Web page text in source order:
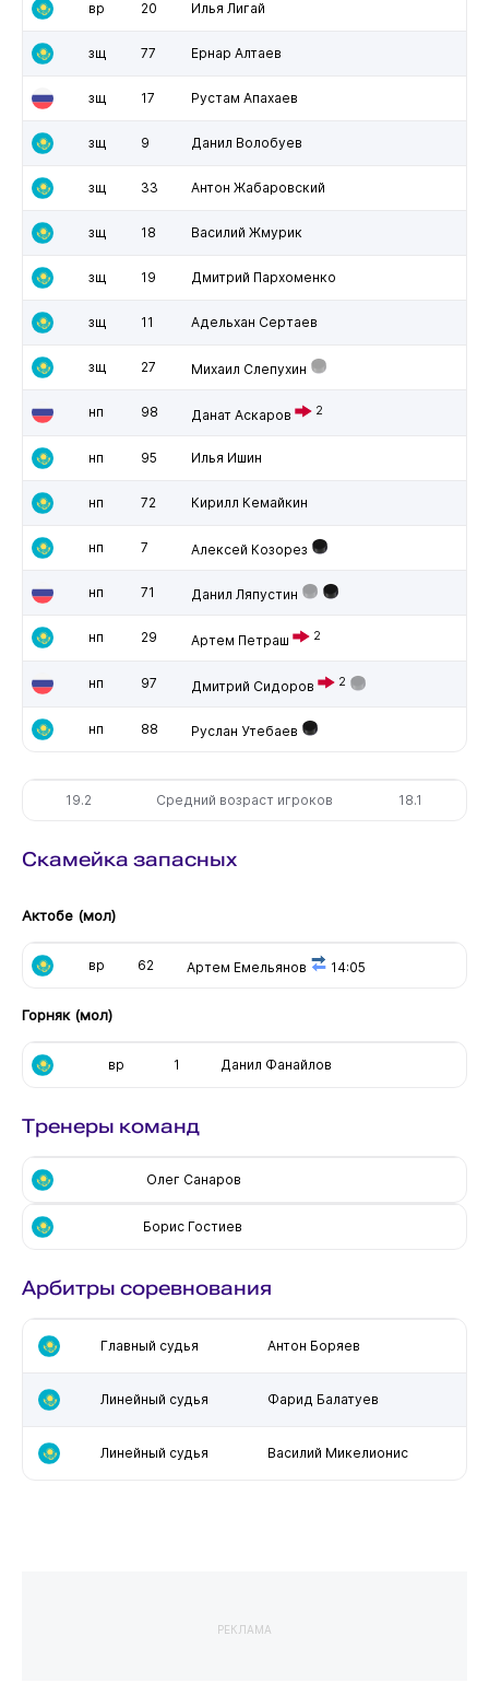
вр 20 Илья Лигай
зщ 77 Ернар Алтаев
зщ 17 Рустам Апахаев
зщ 9 Данил Волобуев
зщ 33 Антон Жабаровский
зщ 18 Василий Жмурик
зщ 19 Дмитрий Пархоменко
зщ 11 Адельхан Сертаев
зщ 27 Михаил Слепухин
нп 98 Данат Аскаров 2
нп 95 Илья Ишин
нп 72 Кирилл Кемайкин
нп 7 Алексей Козорез
нп 71 Данил Ляпустин
нп 29 Артем Петраш 2
нп 97 Дмитрий Сидоров 2
нп 88 Руслан Утебаев
19.2 Средний возраст игроков 18.1
Скамейка запасных
Актобе (мол)
вр 62 Артем Емельянов 14:05
Горняк (мол)
вр 1 Данил Фанайлов
Тренеры команд
Олег Санаров
Борис Гостиев
Арбитры соревнования
Главный судья Антон Боряев
Линейный судья Фарид Балатуев
Линейный судья Василий Микелионис
РЕКЛАМА